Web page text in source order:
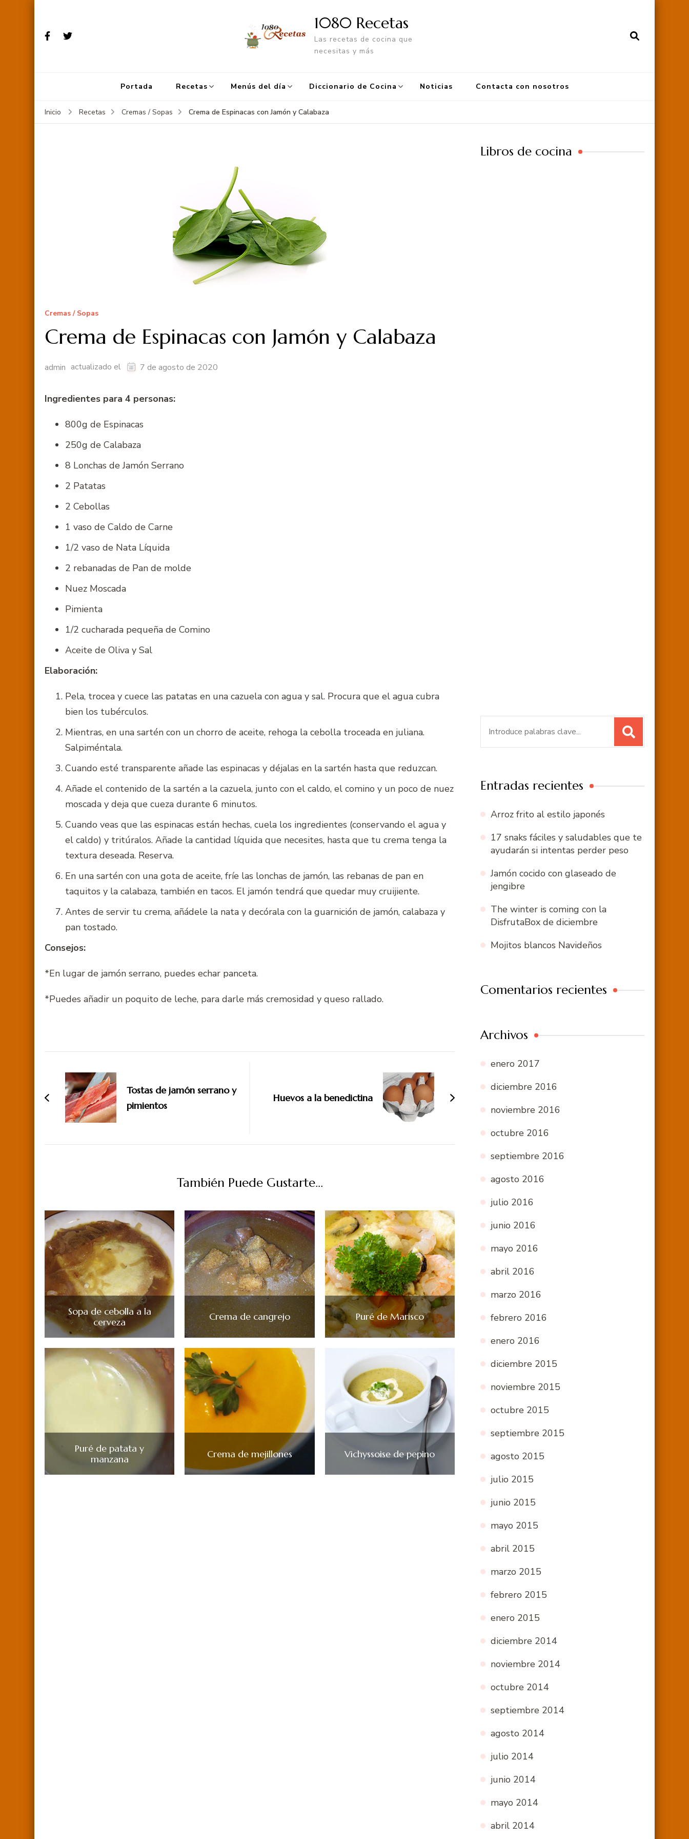
1080 Recetas
Las recetas de cocina que
necesitas y más
Portada Recetas Menús del día Diccionario de Cocina Noticias Contacta con nosotros
Inicio Recetas Cremas / Sopas Crema de Espinacas con Jamón y Calabaza
Cremas / Sopas
Crema de Espinacas con Jamón y Calabaza
admin actualizado el 7 de agosto de 2020
Ingredientes para 4 personas:
800g de Espinacas
250g de Calabaza
8 Lonchas de Jamón Serrano
2 Patatas
2 Cebollas
1 vaso de Caldo de Carne
1/2 vaso de Nata Líquida
2 rebanadas de Pan de molde
Nuez Moscada
Pimienta
1/2 cucharada pequeña de Comino
Aceite de Oliva y Sal
Elaboración:
Pela, trocea y cuece las patatas en una cazuela con agua y sal. Procura que el agua cubra
bien los tubérculos.
Mientras, en una sartén con un chorro de aceite, rehoga la cebolla troceada en juliana.
Salpiméntala.
Cuando esté transparente añade las espinacas y déjalas en la sartén hasta que reduzcan.
Añade el contenido de la sartén a la cazuela, junto con el caldo, el comino y un poco de nuez
moscada y deja que cueza durante 6 minutos.
Cuando veas que las espinacas están hechas, cuela los ingredientes (conservando el agua y
el caldo) y tritúralos. Añade la cantidad líquida que necesites, hasta que tu crema tenga la
textura deseada. Reserva.
En una sartén con una gota de aceite, fríe las lonchas de jamón, las rebanas de pan en
taquitos y la calabaza, también en tacos. El jamón tendrá que quedar muy cruijiente.
Antes de servir tu crema, añádele la nata y decórala con la guarnición de jamón, calabaza y
pan tostado.
Consejos:
*En lugar de jamón serrano, puedes echar panceta.
*Puedes añadir un poquito de leche, para darle más cremosidad y queso rallado.
entradas
Tostas de jamón serrano y
pimientos
Huevos a la benedictina
También Puede Gustarte...
Sopa de cebolla a la
cerveza
Crema de cangrejo Puré de Marisco
Puré de patata y
manzana
Crema de mejillones Vichyssoise de pepino
Libros de cocina
Entradas recientes
Arroz frito al estilo japonés
17 snaks fáciles y saludables que te
ayudarán si intentas perder peso
Jamón cocido con glaseado de
jengibre
The winter is coming con la
DisfrutaBox de diciembre
Mojitos blancos Navideños
Comentarios recientes
Archivos
enero 2017
diciembre 2016
noviembre 2016
octubre 2016
septiembre 2016
agosto 2016
julio 2016
junio 2016
mayo 2016
abril 2016
marzo 2016
febrero 2016
enero 2016
diciembre 2015
noviembre 2015
octubre 2015
septiembre 2015
agosto 2015
julio 2015
junio 2015
mayo 2015
abril 2015
marzo 2015
febrero 2015
enero 2015
diciembre 2014
noviembre 2014
octubre 2014
septiembre 2014
agosto 2014
julio 2014
junio 2014
mayo 2014
abril 2014